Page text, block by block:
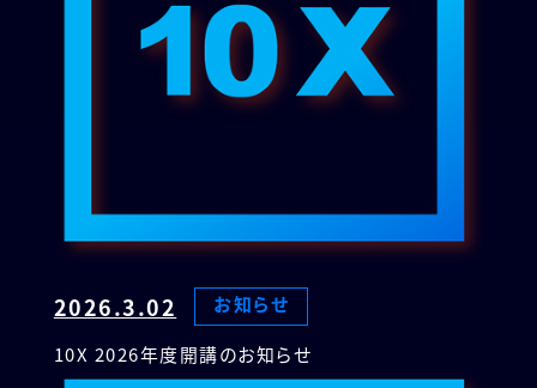
2026.3.02 お知らせ
10X 2026年度開講のお知らせ